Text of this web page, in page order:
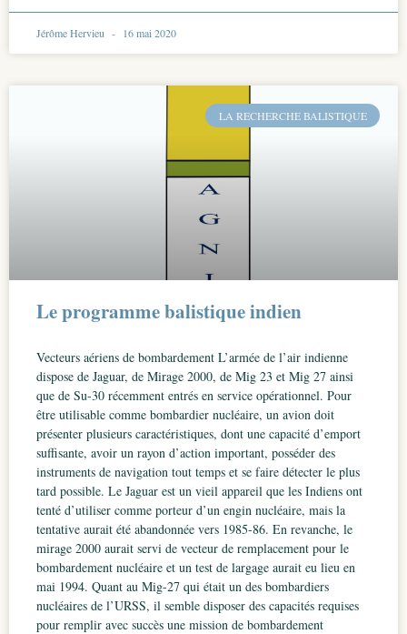
Jérôme Hervieu 16 mai 2020
LA RECHERCHE BALISTIQUE
Le programme balistique indien
Vecteurs aériens de bombardement L’armée de l’air indienne
dispose de Jaguar, de Mirage 2000, de Mig 23 et Mig 27 ainsi
que de Su-30 récemment entrés en service opérationnel. Pour
être utilisable comme bombardier nucléaire, un avion doit
présenter plusieurs caractéristiques, dont une capacité d’emport
suffisante, avoir un rayon d’action important, posséder des
instruments de navigation tout temps et se faire détecter le plus
tard possible. Le Jaguar est un vieil appareil que les Indiens ont
tenté d’utiliser comme porteur d’un engin nucléaire, mais la
tentative aurait été abandonnée vers 1985-86. En revanche, le
mirage 2000 aurait servi de vecteur de remplacement pour le
bombardement nucléaire et un test de largage aurait eu lieu en
mai 1994. Quant au Mig-27 qui était un des bombardiers
nucléaires de l’URSS, il semble disposer des capacités requises
pour remplir avec succès une mission de bombardement